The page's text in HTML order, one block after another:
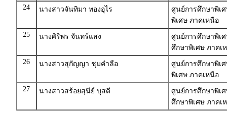
24 นางสาวจันทิมา ทองอุไร
ศูนย์การศึกษาพิเ
พิเศษ ภาคเหนือ
25
นางศิริพร จันทร์แสง
ศูนย์การศึกษาพิเ
ศึกษาพิเศษ ภาคเ
26
นางสาวสุกัญญา ชุมคำลือ
ศูนย์การศึกษาพิเ
พิเศษ ภาคเหนือ
27
นางสาวสร้อยสุนีย์ บุสดี
ศูนย์การศึกษาพิเ
ศึกษาพิเศษ ภาคเ